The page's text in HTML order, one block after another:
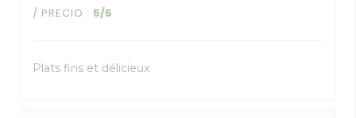
/ PRECIO : 5/5
Plats fins et délicieux